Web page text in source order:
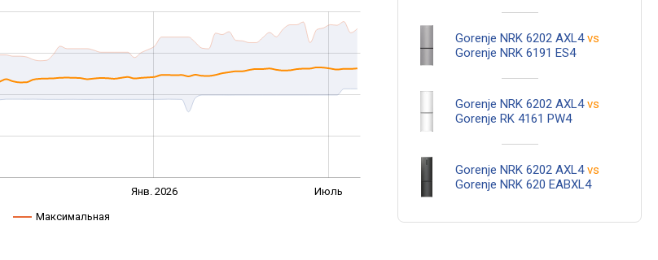
Янв. 2026 Июль
Максимальная
Gorenje NRK 6202 AXL4 vs
Gorenje NRK 6191 ES4
Gorenje NRK 6202 AXL4 vs
Gorenje RK 4161 PW4
Gorenje NRK 6202 AXL4 vs
Gorenje NRK 620 EABXL4